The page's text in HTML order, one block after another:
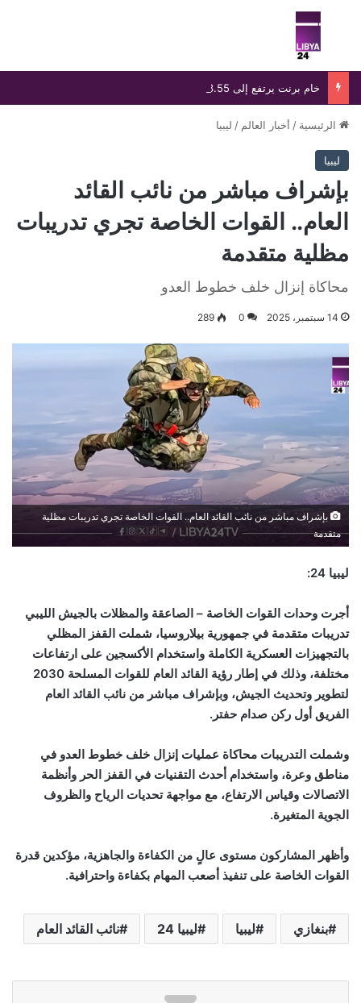
بحث عن
خام برنت يرتفع إلى 83.55 دولارًا رغم خسارة أسبوعية تتجاوز 8%
الرئيسية / أخبار العالم / ليبيا
ليبيا
بإشراف مباشر من نائب القائد
العام.. القوات الخاصة تجري تدريبات
مظلية متقدمة
محاكاة إنزال خلف خطوط العدو
14 سبتمبر، 2025 0
289
بإشراف مباشر من نائب القائد العام.. القوات الخاصة تجري تدريبات مظلية
متقدمة
ليبيا 24:
أجرت وحدات القوات الخاصة – الصاعقة والمظلات بالجيش الليبي
تدريبات متقدمة في جمهورية بيلاروسيا، شملت القفز المظلي
بالتجهيزات العسكرية الكاملة واستخدام الأكسجين على ارتفاعات
مختلفة، وذلك في إطار رؤية القائد العام للقوات المسلحة 2030
لتطوير وتحديث الجيش، وبإشراف مباشر من نائب القائد العام
الفريق أول ركن صدام حفتر.
وشملت التدريبات محاكاة عمليات إنزال خلف خطوط العدو في
مناطق وعرة، واستخدام أحدث التقنيات في القفز الحر وأنظمة
الاتصالات وقياس الارتفاع، مع مواجهة تحديات الرياح والظروف
الجوية المتغيرة.
وأظهر المشاركون مستوى عالٍ من الكفاءة والجاهزية، مؤكدين قدرة
القوات الخاصة على تنفيذ أصعب المهام بكفاءة واحترافية.
بنغازي ليبيا ليبيا 24 نائب القائد العام